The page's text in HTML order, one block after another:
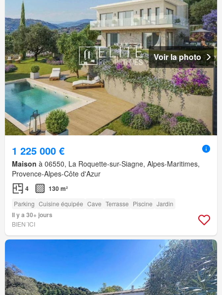
Voir la photo
1 225 000 €
Maison à 06550, La Roquette-sur-Siagne, Alpes-Maritimes,
Provence-Alpes-Côte d'Azur
4 130 m²
Parking Cuisine équipée Cave Terrasse Piscine Jardin
Il y a 30+ jours
BIEN´ICI